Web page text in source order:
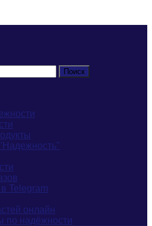
Telegram
онлайн
по надёжности